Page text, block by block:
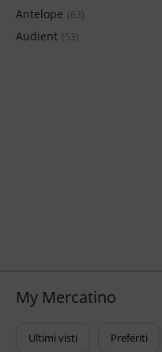
Antelope (63)
Audient (53)
My Mercatino
Ultimi visti Preferiti